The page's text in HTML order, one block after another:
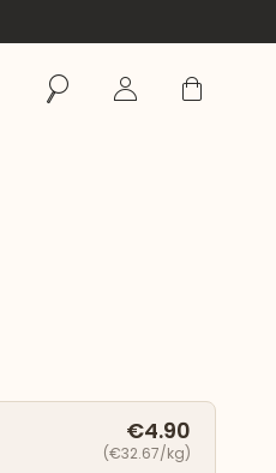
RechercherSe connecter
Panier
€4.90
(€32.67/kg)